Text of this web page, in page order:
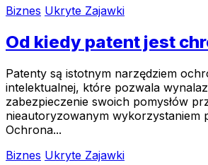
Biznes Ukryte Zajawki
Od kiedy patent jest
Patenty są istotnym narzędziem
intelektualnej, które pozwala
zabezpieczenie swoich pomysłów
nieautoryzowanym wykorzystaniem
Ochrona...
Biznes Ukryte Zajawki